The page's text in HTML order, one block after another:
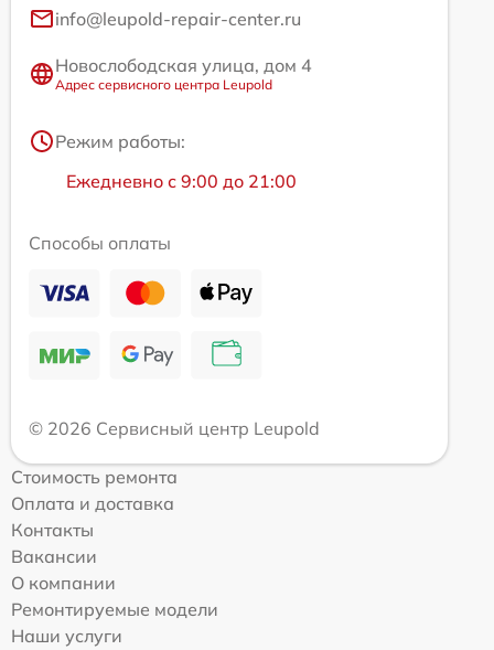
info@leupold-repair-center.ru
Новослободская улица, дом 4
Адрес сервисного центра Leupold
Режим работы:
Ежедневно с 9:00 до 21:00
Способы оплаты
© 2026 Сервисный центр Leupold
Стоимость ремонта
Оплата и доставка
Контакты
Вакансии
О компании
Ремонтируемые модели
Наши услуги